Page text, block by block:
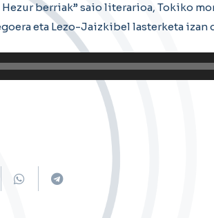
Hezur berriak” saio literarioa, Tokiko
eta Lezo-Jaizkibel lasterketa